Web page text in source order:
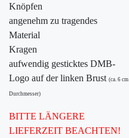
Knöpfen
angenehm zu tragendes
Material
Kragen
aufwendig gesticktes DMB-
Logo auf der linken Brust (ca. 6 cm
Durchmesser)
BITTE LÄNGERE
LIEFERZEIT BEACHTEN!